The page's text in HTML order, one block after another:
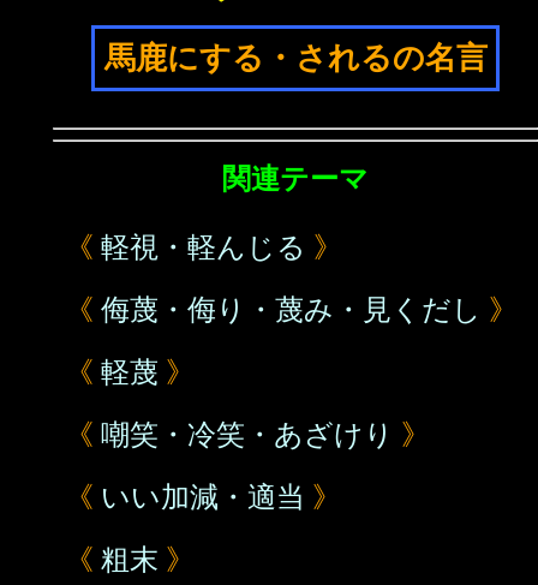
馬鹿にする・されるの名言
関連テーマ
《 軽視・軽んじる 》
《 侮蔑・侮り・蔑み・見くだし 》
《 軽蔑 》
《 嘲笑・冷笑・あざけり 》
《 いい加減・適当 》
《 粗末 》